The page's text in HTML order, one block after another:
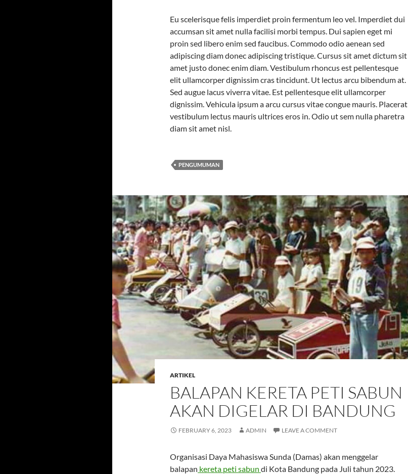
Eu scelerisque felis imperdiet proin fermentum leo vel. Imperdiet dui
accumsan sit amet nulla facilisi morbi tempus. Dui sapien eget mi
proin sed libero enim sed faucibus. Commodo odio aenean sed
adipiscing diam donec adipiscing tristique. Cursus sit amet dictum sit
amet justo donec enim diam. Vestibulum rhoncus est pellentesque
elit ullamcorper dignissim cras tincidunt. Ut lectus arcu bibendum at.
Sed augue lacus viverra vitae. Est pellentesque elit ullamcorper
dignissim. Vehicula ipsum a arcu cursus vitae congue mauris. Placerat
vestibulum lectus mauris ultrices eros in. Odio ut sem nulla pharetra
diam sit amet nisl.
PENGUMUMAN
ARTIKEL
BALAPAN KERETA PETI SABUN
AKAN DIGELAR DI BANDUNG
FEBRUARY 6, 2023 ADMIN LEAVE A COMMENT
Organisasi Daya Mahasiswa Sunda (Damas) akan menggelar
balapan kereta peti sabun di Kota Bandung pada Juli tahun 2023.